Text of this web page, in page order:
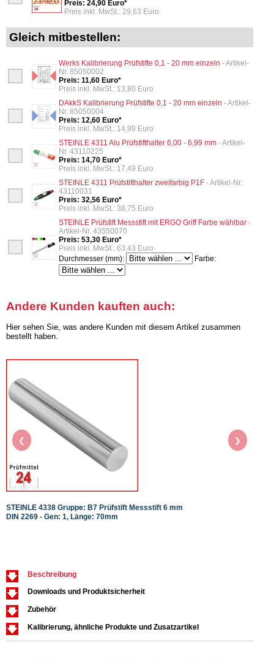
Preis: 24,90 Euro*
Preis inkl. MwSt.: 29,63 Euro
Gleich mitbestellen:
Werks Kalibrierung Prüfstifte 0,1 - 20 mm einzeln - Artikel-
Nr. 85050002
Preis: 11,60 Euro*
Preis inkl. MwSt.: 13,80 Euro
DAkkS Kalibrierung Prüfstifte 0,1 - 20 mm einzeln - Artikel-
Nr. 85050004
Preis: 12,60 Euro*
Preis inkl. MwSt.: 14,99 Euro
STEINLE 4311 Alu Prüfstifthalter 6,00 - 6,99 mm - Artikel-
Nr. 43110225
Preis: 14,70 Euro*
Preis inkl. MwSt.: 17,49 Euro
STEINLE 4311 Prüfstifthalter zweifarbig P1F - Artikel-Nr.
43110031
Preis: 32,56 Euro*
Preis inkl. MwSt.: 38,75 Euro
STEINLE Prüfstift Messstift mit ERGO Griff Farbe wählbar -
Artikel-Nr. 43550070
Preis: 53,30 Euro*
Preis inkl. MwSt.: 63,43 Euro
Durchmesser (mm):
Farbe:
Andere Kunden kauften auch:
Hier sehen Sie, was andere Kunden mit diesem Artikel zusammen
bestellt haben.
STEINLE 4338 Gruppe: B7 Prüfstift Messstift 6 mm
DIN 2269 - Gen: 1, Länge: 70mm
❮ ❯
Beschreibung
Downloads und Produktsicherheit
Zubehör
Kalibrierung, ähnliche Produkte und Zusatzartikel